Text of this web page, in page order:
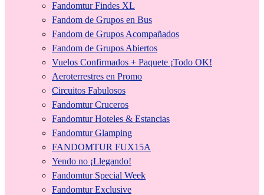
Fandomtur Findes XL
Fandom de Grupos en Bus
Fandom de Grupos Acompañados
Fandom de Grupos Abiertos
Vuelos Confirmados + Paquete ¡Todo OK!
Aeroterrestres en Promo
Circuitos Fabulosos
Fandomtur Cruceros
Fandomtur Hoteles & Estancias
Fandomtur Glamping
FANDOMTUR FUX15A
Yendo no ¡Llegando!
Fandomtur Special Week
Fandomtur Exclusive